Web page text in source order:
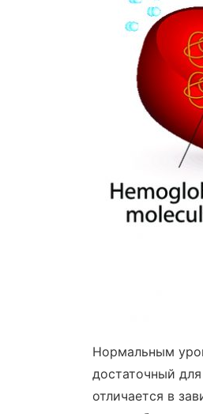
Нормальным
достаточный
отличается в